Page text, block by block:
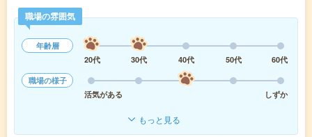
職場の雰囲気
年齢層
20代
30代 40代 50代
60代
職場の様子
活気がある
しずか
もっと見る